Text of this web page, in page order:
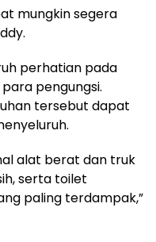
mungkin segera
perhatian pada
pengungsi.
tersebut dapat
alat berat dan truk
serta toilet
paling terdampak,”